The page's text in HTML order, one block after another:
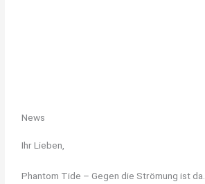
News
Ihr Lieben,
Phantom Tide – Gegen die Strömung ist da.